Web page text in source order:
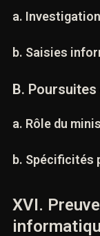
A. Enquêtes
a.
b. Saisies
B.
a. Rôle du
la prise de contact